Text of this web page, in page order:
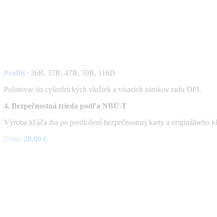
Profily: 36R, 37R, 47R, 59R, 116D
Polotovar do cylindrických vložiek a visacích zámkov radu DPI.
4. Bezpečnostná trieda podľa NBÚ-T
Výroba kľúča iba po predložení bezpečnostnej karty a originálneho
Cena: 20,00 €